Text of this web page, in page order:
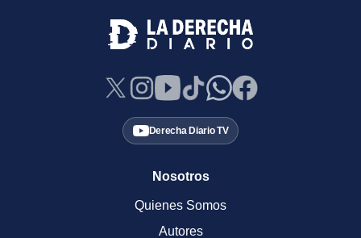
Derecha Diario TV
Nosotros
Quienes Somos
Autores